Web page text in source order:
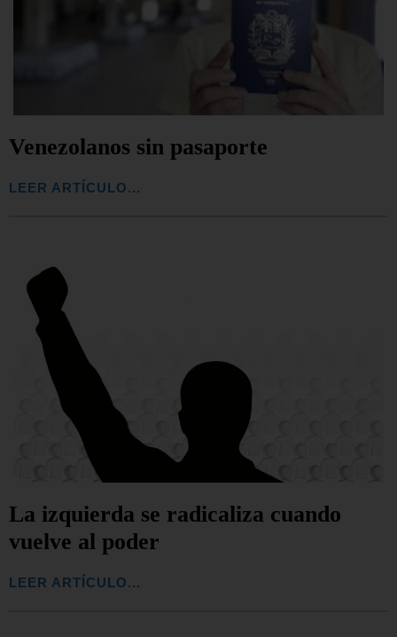
Venezolanos sin pasaporte
LEER ARTÍCULO...
La izquierda se radicaliza cuando
vuelve al poder
LEER ARTÍCULO...